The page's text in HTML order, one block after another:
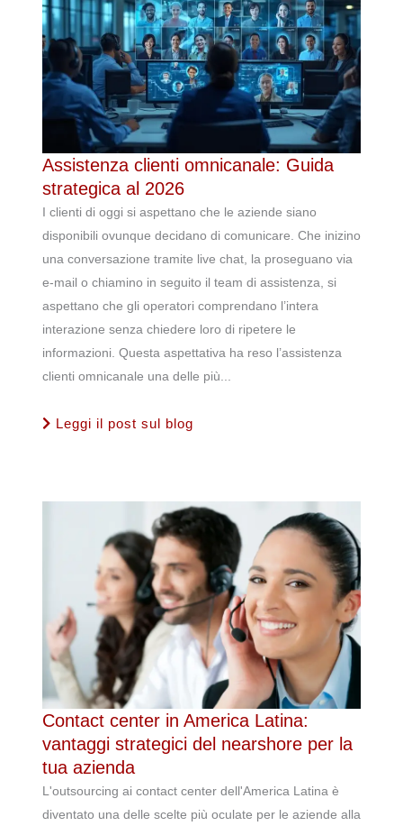
Assistenza clienti omnicanale: Guida
strategica al 2026
I clienti di oggi si aspettano che le aziende siano
disponibili ovunque decidano di comunicare. Che inizino
una conversazione tramite live chat, la proseguano via
e-mail o chiamino in seguito il team di assistenza, si
aspettano che gli operatori comprendano l’intera
interazione senza chiedere loro di ripetere le
informazioni. Questa aspettativa ha reso l’assistenza
clienti omnicanale una delle più...
Leggi il post sul blog
Contact center in America Latina:
vantaggi strategici del nearshore per la
tua azienda
L'outsourcing ai contact center dell'America Latina è
diventato una delle scelte più oculate per le aziende alla